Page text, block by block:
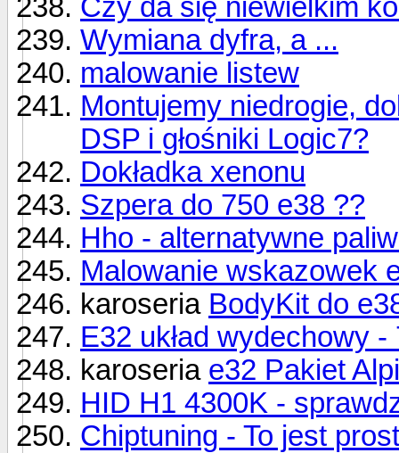
Czy da się niewielkim
Wymiana dyfra, a ...
malowanie listew
Montujemy niedrogie,
DSP i głośniki Logic7?
Dokładka xenonu
Szpera do 750 e38 ??
Hho - alternatywne
Malowanie wskazowek
karoseria BodyKit do
E32 układ wydechowy -
karoseria e32 Pakiet
HID H1 4300K -
Chiptuning - To jest